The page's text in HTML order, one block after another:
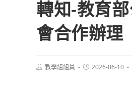
轉知-教育
會合作辦理
Post教學組組員
Post2026-06-10